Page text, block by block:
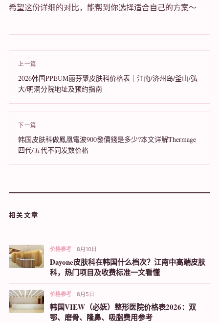
希望这份详细的对比，能帮到你选择适合自己的方案～
上一篇
2026韩国PPEUM丽芬聚皮肤科价格表｜江南/济州岛/釜山/弘
大/明洞分院地址及预约指南
下一篇
韩国皮肤科做鳳凰電波900發價錢是多少?本文详解Thermage
四代/五代不同发数价格
相关文章
价格参考 8月10日
Dayone皮肤科在韩国什么档次？江南中高端皮肤
科，热门项目及收费标准一文看懂
价格参考 8月5日
韩国VIEW（必妩）整形医院价格表2026：双
鄂、磨骨、隆鼻、吸脂费用参考